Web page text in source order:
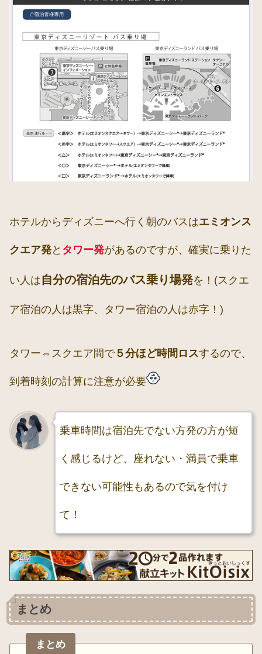
ホテルからディズニーへ行く朝のバスはエミオンス
クエア発と タワー発があるのですが、確実に乗りた
い人は自分の宿泊先のバス乗り場発を！(スクエ
ア宿泊の人は黒字、タワー宿泊の人は赤字！)
タワー⇔スクエア間で５分ほど時間ロスするので、
到着時刻の計算に注意が必要
乗車時間は宿泊先でない方発の方が短
く感じるけど、座れない・満員で乗車
できない可能性もあるので気を付け
て！
まとめ
まとめ